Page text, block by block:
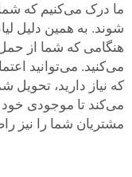
ما درک می‌کنیم که شما
شوند. به همین دلیل
می‌کنید. می‌توانید
که نیاز دارید،
می‌کند تا موجودی خود
مشتریان شما را نیز